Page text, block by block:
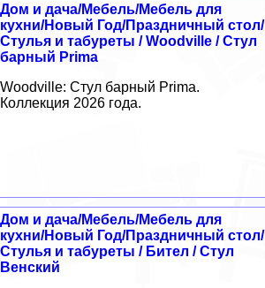
Дом и дача/Мебель/Мебель для
кухни/Новый Год/Праздничный стол/
Стулья и табуреты / Woodville / Стул
барный Prima
Woodville: Стул барный Prima.
Коллекция 2026 года.
Дом и дача/Мебель/Мебель для
кухни/Новый Год/Праздничный стол/
Стулья и табуреты / Бител / Стул
Венский